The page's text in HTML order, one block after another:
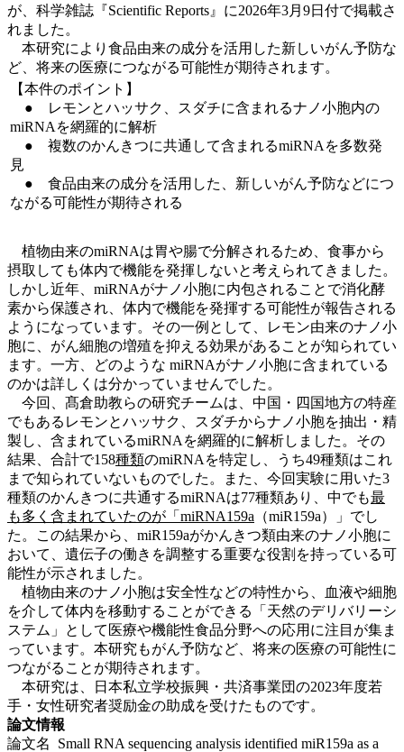
が、科学雑誌『Scientific Reports』に2026年3月9日付で掲載さ
れました。
本研究により食品由来の成分を活用した新しいがん予防な
ど、将来の医療につながる可能性が期待されます。
【本件のポイント】
● レモンとハッサク、スダチに含まれるナノ小胞内の
miRNAを網羅的に解析
● 複数のかんきつに共通して含まれるmiRNAを多数発
見
● 食品由来の成分を活用した、新しいがん予防などにつ
ながる可能性が期待される
植物由来のmiRNAは胃や腸で分解されるため、食事から
摂取しても体内で機能を発揮しないと考えられてきました。
しかし近年、miRNAがナノ小胞に内包されることで消化酵
素から保護され、体内で機能を発揮する可能性が報告される
ようになっています。その一例として、レモン由来のナノ小
胞に、がん細胞の増殖を抑える効果があることが知られてい
ます。一方、どのような miRNAがナノ小胞に含まれている
のかは詳しくは分かっていませんでした。
今回、髙倉助教らの研究チームは、中国・四国地方の特産
でもあるレモンとハッサク、スダチからナノ小胞を抽出・精
製し、含まれているmiRNAを網羅的に解析しました。その
結果、合計で158種類のmiRNAを特定し、うち49種類はこれ
まで知られていないものでした。また、今回実験に用いた3
種類のかんきつに共通するmiRNAは77種類あり、中でも最
も多く含まれていたのが「miRNA159a （miR159a）」でし
た。この結果から、miR159aがかんきつ類由来のナノ小胞に
おいて、遺伝子の働きを調整する重要な役割を持っている可
能性が示されました。
植物由来のナノ小胞は安全性などの特性から、血液や細胞
を介して体内を移動することができる「天然のデリバリーシ
ステム」として医療や機能性食品分野への応用に注目が集ま
っています。本研究もがん予防など、将来の医療の可能性に
つながることが期待されます。
本研究は、日本私立学校振興・共済事業団の2023年度若
手・女性研究者奨励金の助成を受けたものです。
論文情報
論文名 Small RNA sequencing analysis identified miR159a as a